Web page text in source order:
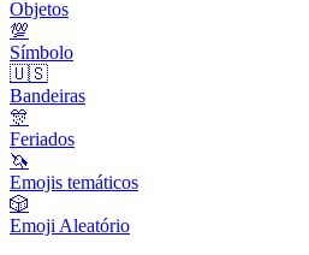
Objetos
💯
Símbolo
🇺🇸
Bandeiras
🎊
Feriados
🦄
Emojis temáticos
🎲
Emoji Aleatório